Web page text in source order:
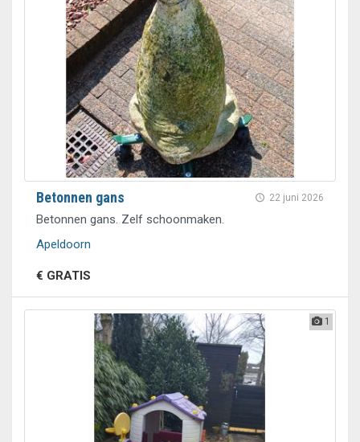
22 juni 2026
Betonnen gans
Betonnen gans. Zelf schoonmaken.
Apeldoorn
€ GRATIS
1